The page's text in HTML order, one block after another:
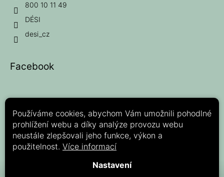
Používáme cookies, abychom Vám umožnili pohodlné
prohlížení webu a díky analýze provozu webu
neustále zlepšovali jeho funkce, výkon a
použitelnost. Více informací
Nastavení
800 10 11 49
DÉSI
desi_cz
Facebook
Možnosti platby: